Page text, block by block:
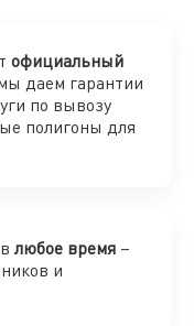
официальный
даем гарантии
по вывозу
полигоны для
любое время –
и